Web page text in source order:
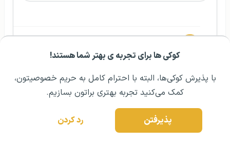
کوکی ها برای تجربه ی بهتر شما هستند!
با پذیرش کوکی‌ها، البته با احترام کامل به حریم خصوصیتون،
کمک می‌کنید تجربه بهتری براتون بسازیم.
پذیرفتن رد کردن
مشــاوره اولیه رایگان: ۰۲۱ ۴۳۰۰۰ ۰۲۱ رزرو مشاوره تخصصی
کانادا برای کار چطوری هست شرایطش ممنون